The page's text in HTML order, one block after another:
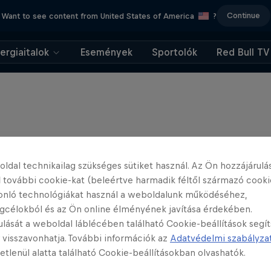
Want to see content from United States of America ? Continue
Események Sportolók Red Bull TV
technikailag szükséges sütiket használ. Az Ön
további cookie-kat (beleértve harmadik féltől származó
technológiákat használ a weboldalunk működéséhez,
és az Ön online élményének javítása érdekében.
a weboldal láblécében található Cookie-beállítások
További információk az Adatvédelmi
alatta található Cookie-beállításokban olvashatók.